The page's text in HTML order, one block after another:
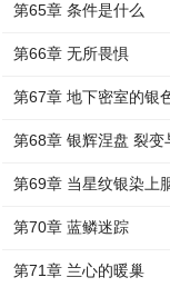
第65章 条件是什么
第66章 无所畏惧
第67章 地下密室的银
第68章 银辉涅盘 裂变
第69章 当星纹银染上
第70章 蓝鳞迷踪
第71章 兰心的暖巢